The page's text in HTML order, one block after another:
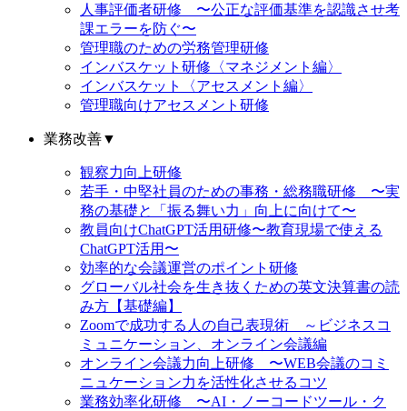
人事評価者研修 〜公正な評価基準を認識させ考
課エラーを防ぐ〜
管理職のための労務管理研修
インバスケット研修〈マネジメント編〉
インバスケット〈アセスメント編〉
管理職向けアセスメント研修
業務改善▼
観察力向上研修
若手・中堅社員のための事務・総務職研修 〜実
務の基礎と「振る舞い力」向上に向けて〜
教員向けChatGPT活用研修〜教育現場で使える
ChatGPT活用〜
効率的な会議運営のポイント研修
グローバル社会を生き抜くための英文決算書の読
み方【基礎編】
Zoomで成功する人の自己表現術 ～ビジネスコ
ミュニケーション、オンライン会議編
オンライン会議力向上研修 〜WEB会議のコミ
ニュケーション力を活性化させるコツ
業務効率化研修 〜AI・ノーコードツール・ク